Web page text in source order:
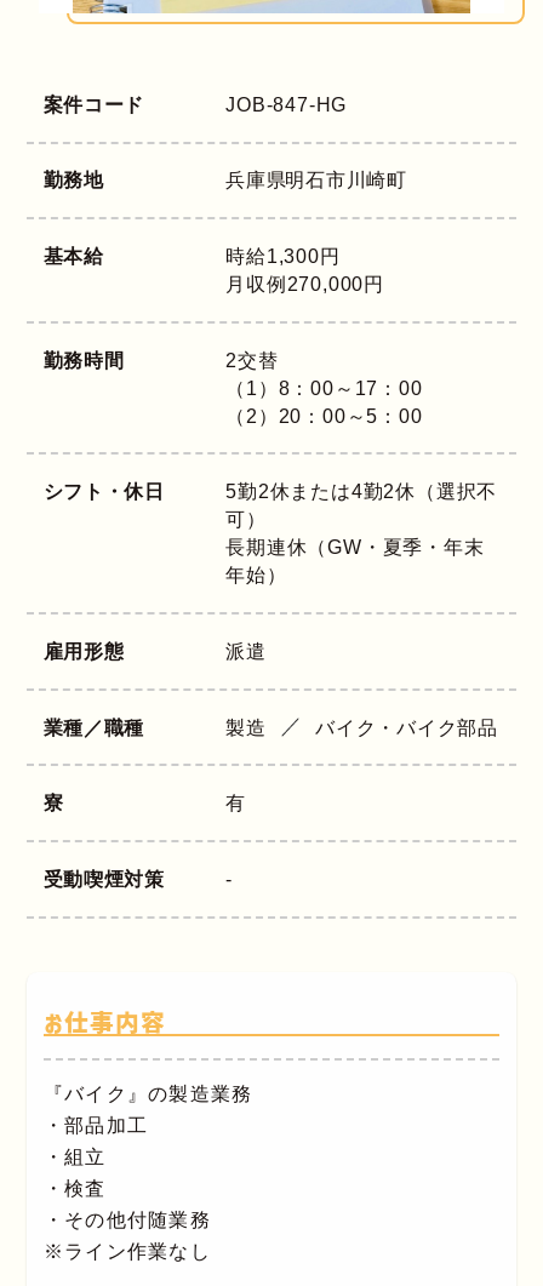
案件コード JOB-847-HG
勤務地 兵庫県明石市川崎町
基本給
時給1,300円
月収例270,000円
勤務時間
2交替
（1）8：00～17：00
（2）20：00～5：00
シフト・休日
5勤2休または4勤2休（選択不
可）
長期連休（GW・夏季・年末
年始）
雇用形態 派遣
業種／職種 製造 バイク・バイク部品
寮 有
受動喫煙対策 -
お仕事内容
『バイク』の製造業務
・部品加工
・組立
・検査
・その他付随業務
※ライン作業なし